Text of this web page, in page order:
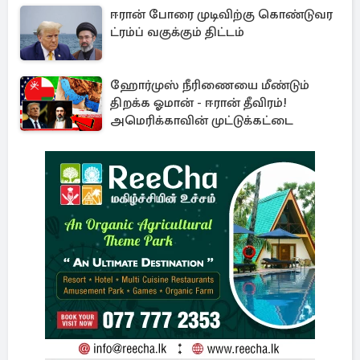
ஈரான் போரை முடிவிற்கு கொண்டுவர
ட்ரம்ப் வகுக்கும் திட்டம்
ஹோர்முஸ் நீரிணையை மீண்டும்
திறக்க ஓமான் - ஈரான் தீவிரம்!
அமெரிக்காவின் முட்டுக்கட்டை